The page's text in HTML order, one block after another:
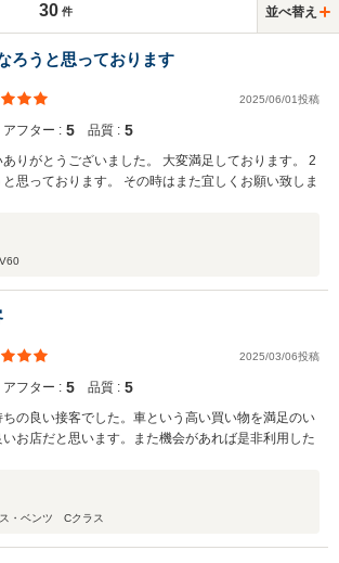
30 件 並べ替え
ろうと思っております
2025/06/01投稿
アフター : 5 品質 : 5
りがとうございました。 大変満足しております。 2
思っております。 その時はまた宜しくお願い致しま
V60
2025/03/06投稿
アフター : 5 品質 : 5
の良い接客でした。車という高い買い物を満足のい
いお店だと思います。また機会があれば是非利用した
ス・ベンツ Cクラス